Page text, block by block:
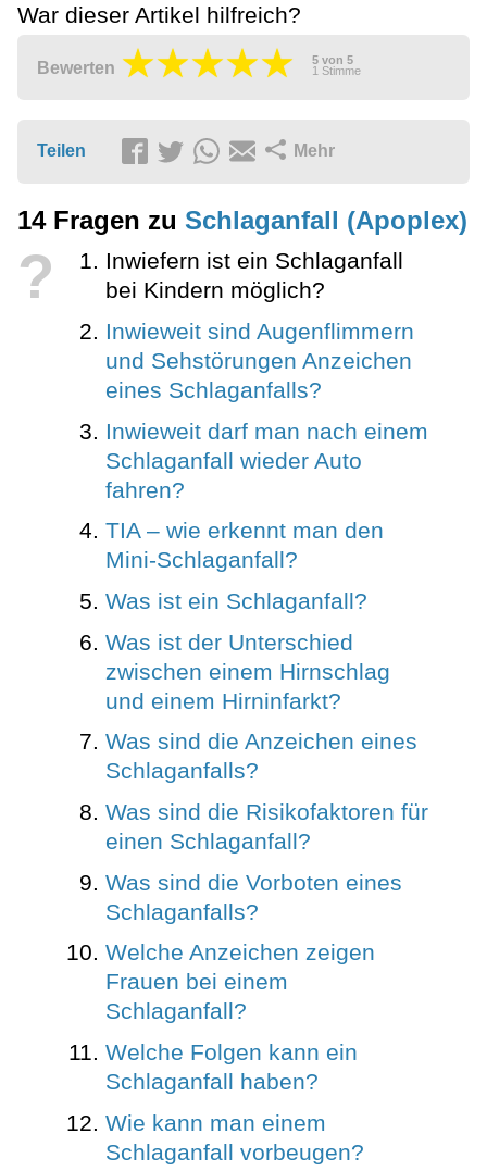
War dieser Artikel hilfreich?
Bewerten 5 von 5
1 Stimme
Teilen Mehr
14 Fragen zu Schlaganfall (Apoplex)
?
Inwiefern ist ein Schlaganfall
bei Kindern möglich?
Inwieweit sind Augenflimmern
und Sehstörungen Anzeichen
eines Schlaganfalls?
Inwieweit darf man nach einem
Schlaganfall wieder Auto
fahren?
TIA – wie erkennt man den
Mini-Schlaganfall?
Was ist ein Schlaganfall?
Was ist der Unterschied
zwischen einem Hirnschlag
und einem Hirninfarkt?
Was sind die Anzeichen eines
Schlaganfalls?
Was sind die Risikofaktoren für
einen Schlaganfall?
Was sind die Vorboten eines
Schlaganfalls?
Welche Anzeichen zeigen
Frauen bei einem
Schlaganfall?
Welche Folgen kann ein
Schlaganfall haben?
Wie kann man einem
Schlaganfall vorbeugen?